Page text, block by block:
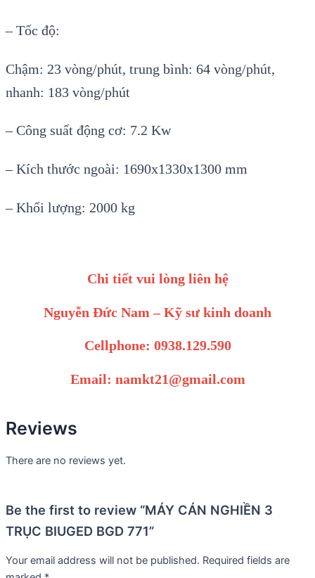
– Tốc độ:
Chậm: 23 vòng/phút, trung bình: 64 vòng/phút,
nhanh: 183 vòng/phút
– Công suất động cơ: 7.2 Kw
– Kích thước ngoài: 1690x1330x1300 mm
– Khối lượng: 2000 kg
Chi tiết vui lòng liên hệ
Nguyễn Đức Nam – Kỹ sư kinh doanh
Cellphone: 0938.129.590
Email: namkt21@gmail.com
Reviews
There are no reviews yet.
Be the first to review “MÁY CÁN NGHIỀN 3
TRỤC BIUGED BGD 771”
Your email address will not be published. Required fields are